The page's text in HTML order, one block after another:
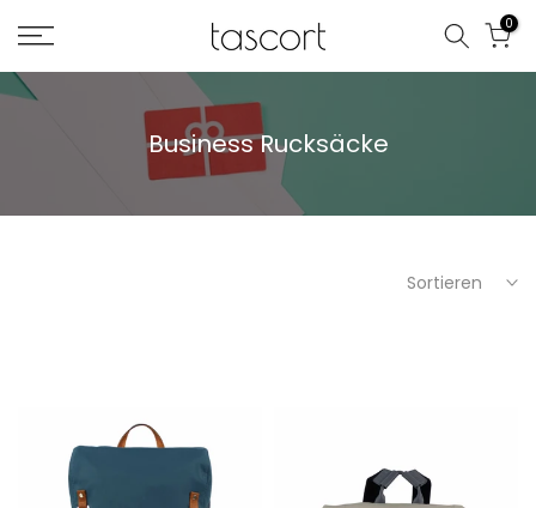
Zum
springen
0
Business Rucksäcke
Sortieren